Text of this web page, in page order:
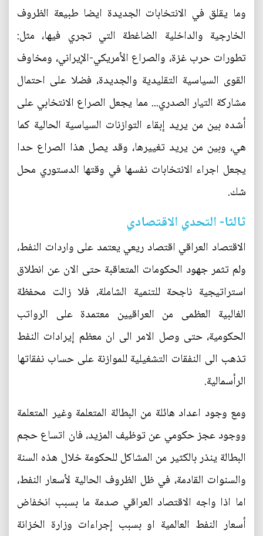
وما يقلق في الانتخابات الجديدة ايضا طبيعة الظروف
الخارجية والداخلية الضاغطة التي تجري فيها، مثل:
تطورات حرب غزة، والصراع الأمريكي-الإيراني، ومخاوف
القوى السياسية التقليدية والجديدة، فضلا على احتمال
مشاركة التيار الصدري... مما يجعل الصراع الانتخابي على
أشده بين من يريد إبقاء التوازنات السياسية الحالية كما
هي، وبين من يريد تغييرها، وقد يصل هذا الصراع حدا
يجعل اجراء الانتخابات نفسها في وقتها الدستوري محل
شك.
ثالثا- التحدي الاقتصادي
الاقتصاد العراقي اقتصاد ريعي يعتمد على واردات النفط،
ولم تثمر جهود الحكومات المتعاقبة حتى الان عن انطلاق
استراتيجية ناجحة للتنمية الشاملة، فلا زالت محفظة
الغالبية العظمى من العراقيين معتمدة على الرواتب
الحكومية، حتى وصل الامر الى ان معظم إيرادات النفط
تذهب الى النفقات التشغيلية للموازنة على حساب نفقاتها
الرأسمالية.
ومع وجود اعداد هائلة من البطالة المتعلمة وغير المتعلمة
ووجود عجز حكومي عن توظيف المزيد، فان اتساع حجم
البطالة ينذر بالكثير من المشاكل للحكومة خلال هذه السنة
والسنوات القادمة، في ظل الظروف الحالية لأسعار النفط،
اما اذا واجه الاقتصاد العراقي صدمة ما بسبب انخفاض
أسعار النفط العالمية او بسبب إجراءات وزارة الخزانة